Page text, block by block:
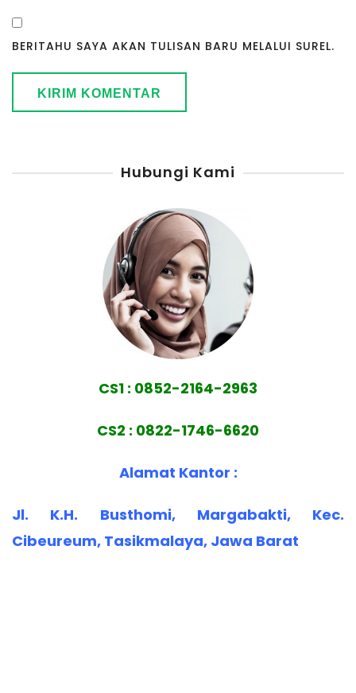
BERITAHU SAYA AKAN TULISAN BARU MELALUI SUREL.
Hubungi Kami
CS1 : 0852-2164-2963
CS2 : 0822-1746-6620
Alamat Kantor :
Jl. K.H. Busthomi, Margabakti, Kec.
Cibeureum, Tasikmalaya, Jawa Barat